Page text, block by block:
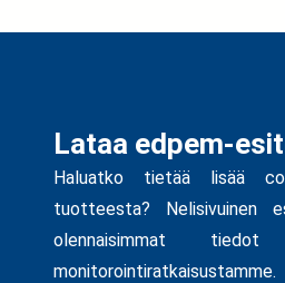
Lataa edpem-
Haluatko tietää lisää
tuotteesta? Nelisivuinen
olennaisimmat
monitorointiratkaisustamme.